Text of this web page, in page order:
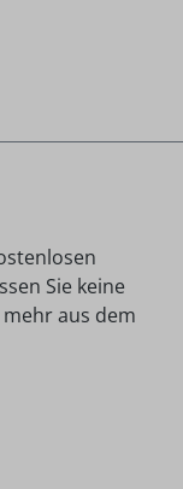
Sie keine
aus dem